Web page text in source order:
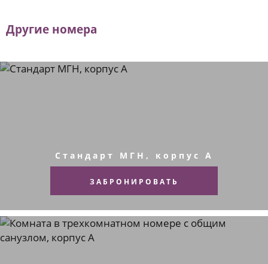
Другие номера
Стандарт МГН, корпус A
ЗАБРОНИРОВАТЬ